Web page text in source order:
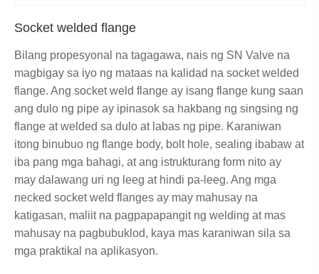
Socket welded flange
Bilang propesyonal na tagagawa, nais ng SN Valve na
magbigay sa iyo ng mataas na kalidad na socket welded
flange. Ang socket weld flange ay isang flange kung saan
ang dulo ng pipe ay ipinasok sa hakbang ng singsing ng
flange at welded sa dulo at labas ng pipe. Karaniwan
itong binubuo ng flange body, bolt hole, sealing ibabaw at
iba pang mga bahagi, at ang istrukturang form nito ay
may dalawang uri ng leeg at hindi pa-leeg. Ang mga
necked socket weld flanges ay may mahusay na
katigasan, maliit na pagpapapangit ng welding at mas
mahusay na pagbubuklod, kaya mas karaniwan sila sa
mga praktikal na aplikasyon.